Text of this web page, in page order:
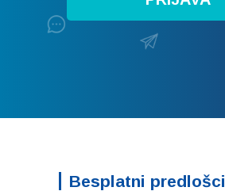
Besplatni predlošci